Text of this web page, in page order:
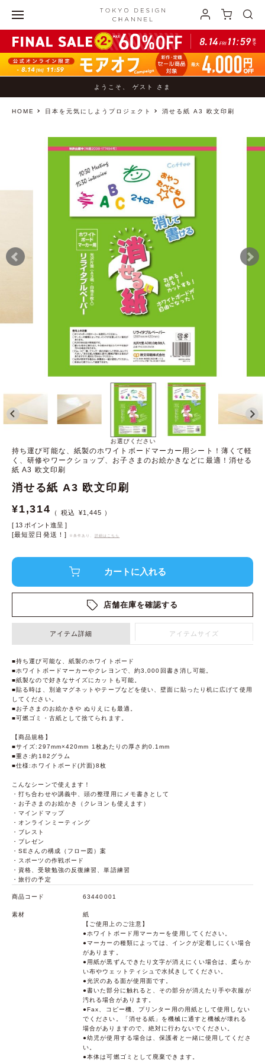
ようこそ、 ゲスト さま
HOME 日本を元気にしようプロジェクト 消せる紙 A3 欧文印刷
お選びください
持ち運び可能な、紙製のホワイトボードマーカー用シート！薄くて軽
く、研修やワークショップ、お子さまのお絵かきなどに最適！消せる
紙 A3 欧文印刷
消せる紙 A3 欧文印刷
¥1,314 ¥1,445
[ 13 ポイント進呈 ]
[最短翌日発送！]
※条件あり、 詳細はこちら
店舗在庫を確認する
アイテム詳細 アイテムサイズ
■持ち運び可能な、紙製のホワイトボード
■ホワイトボードマーカーやクレヨンで、約3,000回書き消し可能。
■紙製なので好きなサイズにカットも可能。
■貼る時は、別途マグネットやテープなどを使い、壁面に貼ったり机に広げて使用
してください。
■お子さまのお絵かきや ぬりえにも最適。
■可燃ゴミ・古紙として捨てられます。
【商品規格】
■サイズ:297mm×420mm 1枚あたりの厚さ約0.1mm
■重さ:約182グラム
■仕様:ホワイトボード(片面)8枚
こんなシーンで使えます！
・打ち合わせや講義中、頭の整理用にメモ書きとして
・お子さまのお絵かき（クレヨンも使えます）
・マインドマップ
・オンラインミーティング
・ブレスト
・プレゼン
・SEさんの構成（フロー図）案
・スポーツの作戦ボード
・資格、受験勉強の反復練習、単語練習
・旅行の予定
商品コード 63440001
素材
紙
【ご使用上のご注意】
●ホワイトボード用マーカーを使用してください。
●マーカーの種類によっては、インクが定着しにくい場合
があります。
●用紙が黒ずんできたり文字が消えにくい場合は、柔らか
い布やウェットティシュで水拭きしてください。
●光沢のある面が使用面です。
●書いた部分に触れると、その部分が消えたり手や衣服が
汚れる場合があります。
●Fax、コピー機、プリンター用の用紙として使用しない
でください。「消せる紙」を機械に通すと機械が壊れる
場合がありますので、絶対に行わないでください。
●幼児が使用する場合は、保護者と一緒に使用してくださ
い。
●本体は可燃ゴミとして廃棄できます。